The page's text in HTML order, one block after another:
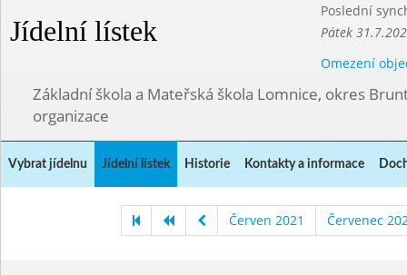
Jídelní lístek
Poslední
Pátek
Omezení
Základní škola a Mateřská škola Lomnice, okres
organizace
Vybrat jídelnu Jídelní lístek Historie Kontakty a informace
Červen 2021 Červenec